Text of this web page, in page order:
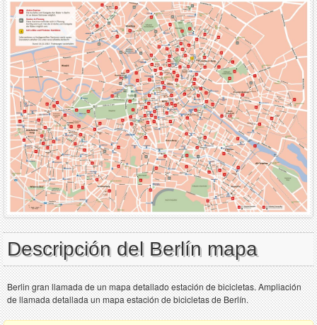
Descripción del Berlín mapa
Berlin gran llamada de un mapa detallado estación de bicicletas. Ampliación
de llamada detallada un mapa estación de bicicletas de Berlín.